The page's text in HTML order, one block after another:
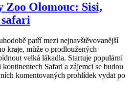
Zoo Olomouc: Sisi,
patří mezi nejnavštěvovanější
kraje, může o prodloužených
velká lákadla. Startuje populární
Safari a zájemci se budou
komentovaných prohlídek vydat po